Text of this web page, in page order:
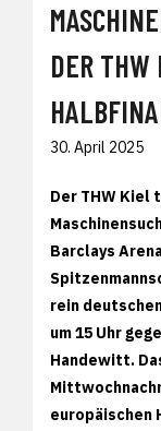
DER
30. April 2025
Der THW
Barclays
rein
um 15 Uhr
Handewitt.
europäischen